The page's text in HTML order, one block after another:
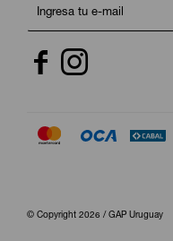
 
© Copyright 2026 / GAP Uruguay